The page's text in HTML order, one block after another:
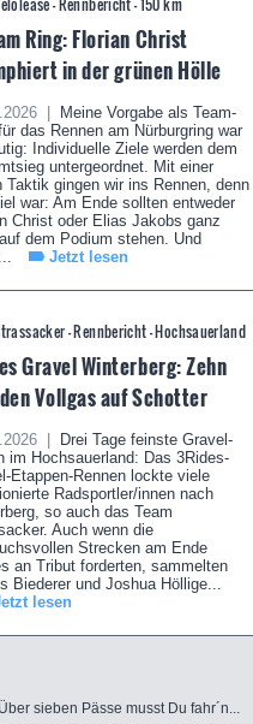
- Rennbericht - 150 km
Ring: Florian Christ
in der grünen Hölle
|
Meine Vorgabe als Team-
das Rennen am Nürburgring war
Individuelle Ziele werden dem
untergeordnet. Mit einer
Taktik gingen wir ins Rennen, denn
war: Am Ende sollten entweder
Christ oder Elias Jakobs ganz
dem Podium stehen. Und
Jetzt lesen
- Rennbericht - Hochsauerland
Gravel Winterberg: Zehn
Vollgas auf Schotter
|
Drei Tage feinste Gravel-
im Hochsauerland: Das 3Rides-
Etappen-Rennen lockte viele
Radsportler/innen nach
so auch das Team
Auch wenn die
Strecken am Ende
an Tribut forderten, sammelten
Biederer und Joshua Höllige...
lesen
sieben Pässe musst Du fahr´n...